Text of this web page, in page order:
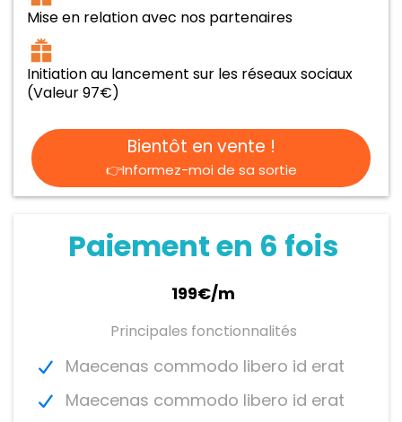
Mise en relation avec nos partenaires
Initiation au lancement sur les réseaux sociaux
(Valeur 97€)
Bientôt en vente !
👉Informez-moi de sa sortie
Paiement en 6 fois
199€/m
Principales fonctionnalités
Maecenas commodo libero id erat
Maecenas commodo libero id erat